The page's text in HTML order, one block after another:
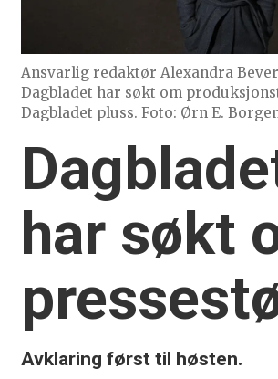
Ansvarlig redaktør Alexandra
Dagbladet har søkt om
Dagbladet pluss. Foto: Ørn E.
har søkt
Avklaring først til høsten.